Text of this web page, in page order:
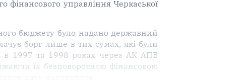
фінансового управління Черкаської
бюджету було надано державний
борг лише в тих сумах, які були
в 1997 та 1998 роках через АК АПБ
їх безповоротною фінансовою